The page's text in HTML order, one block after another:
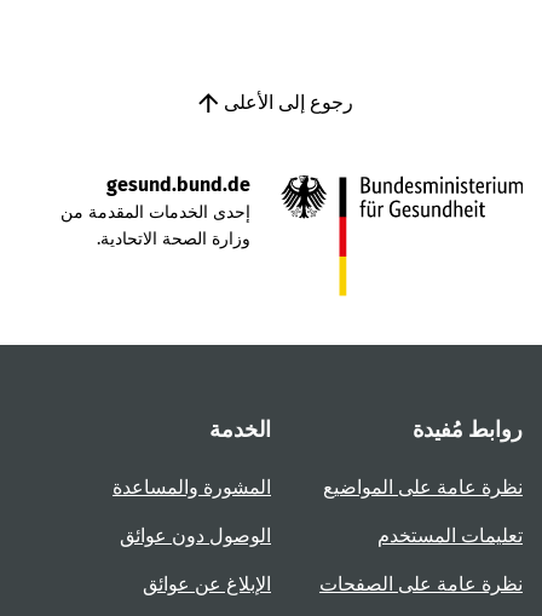
رجوع إلى الأعلى
gesund.bund.de
إحدى الخدمات المقدمة من
وزارة الصحة الاتحادية.
مُفيدة
عامة على المواضيع
المستخدم
عامة على الصفحات
الخدمة
المشورة والمساعدة
الوصول دون عوائق
الإبلاغ عن عوائق